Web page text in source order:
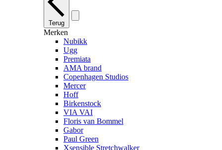
Terug
Merken
Nubikk
Ugg
Premiata
AMA brand
Copenhagen Studios
Mercer
Hoff
Birkenstock
VIA VAI
Floris van Bommel
Gabor
Paul Green
Xsensible Stretchwalker